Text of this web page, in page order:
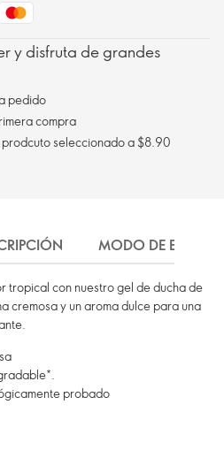
y disfruta de grandes
pedido
compra
Envío gratis al comprar un prodcuto seleccionado a $8.90
MODO DE EMPLEO
tropical con nuestro gel de ducha de
cremosa y un aroma dulce para una
probado